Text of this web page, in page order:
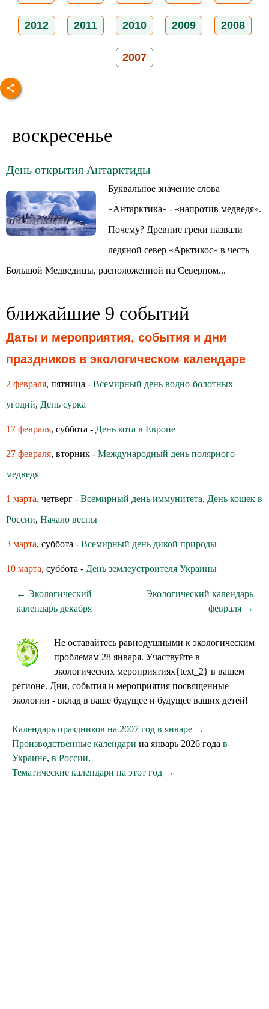
2012 2011 2010 2009 2008
2007
воскресенье
День открытия Антарктиды
Буквальное значение слова
«Антарктика» - «напротив медведя».
Почему? Древние греки назвали
ледяной север «Арктикос» в честь
Большой Медведицы, расположенной на Северном...
ближайшие 9 событий
Даты и мероприятия, события и дни
праздников в экологическом календаре
2 февраля, пятница - Всемирный день водно-болотных
угодий, День сурка
17 февраля, суббота - День кота в Европе
27 февраля, вторник - Международный день полярного
медведя
1 марта, четверг - Всемирный день иммунитета, День кошек в
России, Начало весны
3 марта, суббота - Всемирный день дикой природы
10 марта, суббота - День землеустроителя Украины
← Экологический
календарь декабря
Экологический календарь
февраля →
Не оставайтесь равнодушными к экологическим
проблемам 28 января. Участвуйте в
экологических мероприятиях{text_2} в вашем
регионе. Дни, события и мероприятия посвященные
экологии - вклад в ваше будущее и будущее ваших детей!
Календарь праздников на 2007 год в январе →
Производственные календари на январь 2026 года в
Украине, в России.
Тематические календари на этот год →